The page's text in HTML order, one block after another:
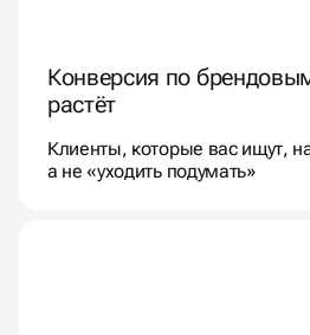
Конверсия по
растёт
Клиенты, которые вас ищут,
а не «уходить подумать»